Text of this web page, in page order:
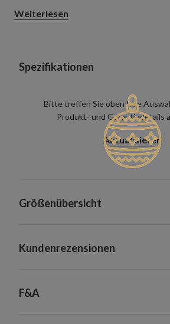
elegantes, festliches Ambiente, ohne
Weiterlesen
Spezifikationen
Bitte treffen Sie oben Ihre
Produkt- und Garantiedetails
Aktualisieren
Größenübersicht
Kundenrezensionen
F&A